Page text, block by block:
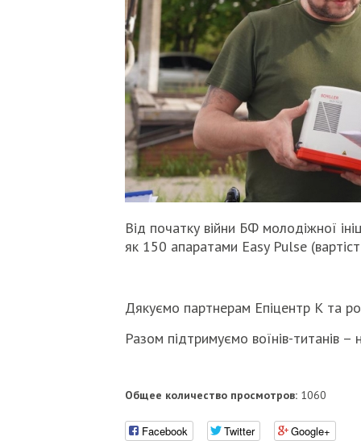
Від початку війни БФ молодіжної
як 150 апаратами Easy Pulse
Дякуємо партнерам Епіцентр К та
Разом підтримуємо воїнів-титанів
Общее количество просмотров: 1060
Facebook Twitter Google+